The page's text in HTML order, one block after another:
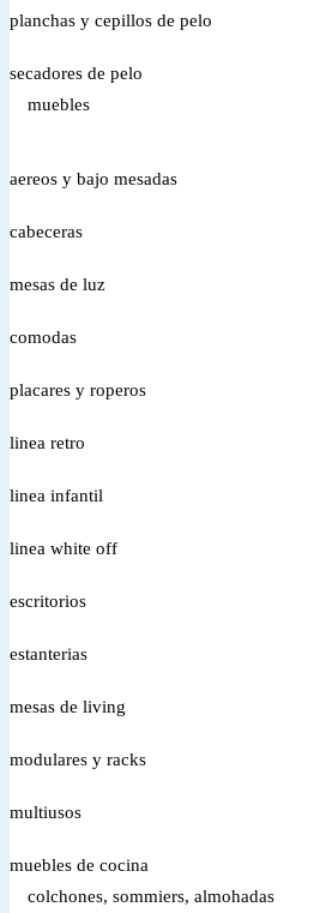
planchas y cepillos de pelo
secadores de pelo
muebles
aereos y bajo mesadas
cabeceras
mesas de luz
comodas
placares y roperos
linea retro
linea infantil
linea white off
escritorios
estanterias
mesas de living
modulares y racks
multiusos
muebles de cocina
colchones, sommiers, almohadas